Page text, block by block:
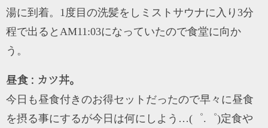
湯に到着。1度目の洗髪をしミストサウナに入り3分
程で出るとAM11:03になっていたので食堂に向か
う。
昼食 : カツ丼。
今日も昼食付きのお得セットだったので早々に昼食
を摂る事にするが今日は何にしよう…(゜.゜)定食や